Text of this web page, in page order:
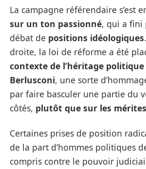
La campagne référendaire s’est
sur un ton passionné, qui a fini
débat de positions idéologiques
droite, la loi de réforme a été
contexte de l’héritage politique
Berlusconi, une sorte
par faire basculer une partie du
côtés, plutôt que sur les mérites
Certaines prises de position
de la part d’hommes politiques
compris contre le pouvoir